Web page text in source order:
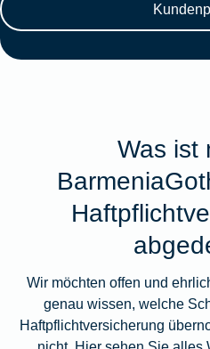
Was ist
Wir möchten offen und
genau wissen, welche
Haftpflichtversicherung